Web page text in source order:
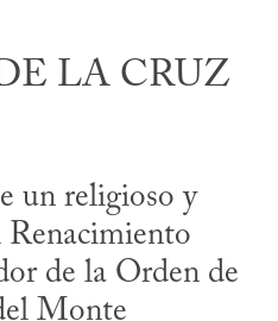
LA CRUZ
un religioso y
de la Orden de
Monte